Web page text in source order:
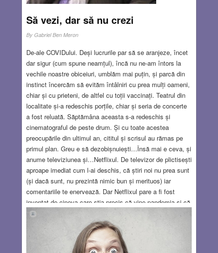
Să vezi, dar să nu crezi
By Gabriel Ben Meron
De-ale COVIDului. Deși lucrurile par să se aranjeze, încet
dar sigur (cum spune neamțul), încă nu ne-am întors la
vechile noastre obiceiuri, umblăm mai puțin, și parcă din
instinct încercăm să evităm întâlniri cu prea mulți oameni,
chiar și cu prieteni, de altfel cu toții vaccinați. Teatrul din
localitate și-a redeschis porțile, chiar și seria de concerte
a fost reluată. Săptămâna aceasta s-a redeschis și
cinematograful de peste drum. Și cu toate acestea
preocupările din ultimul an, cititul și scrisul au rămas pe
primul plan. Greu e să dezobișnuiești…Însă mai e ceva, și
anume televiziunea și…Netflixul. De televizor de plictisești
aproape imediat cum l-ai deschis, că știri noi nu prea sunt
(și dacă sunt, nu prezintă nimic bun și merituos) iar
comentariile te enervează. Dar Netflixul pare a fi fost
inventat de cineva care știa precis că vine pandemia și că
omul va avea nevoie de așa ceva, ca să nu moară de
plictis. Îmi plac filme cu scenarii veridice, în care acțiunea
e logică, bazată pe o realitate de acum 1000 ani, 100 ani
sau de ieri. Și Slavă D-lui, ai de unde alege! Doar că…